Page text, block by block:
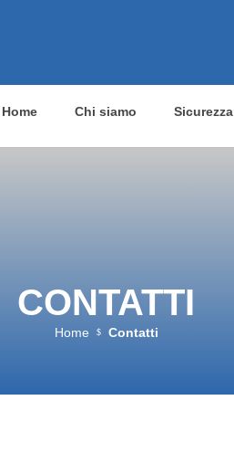
Home Chi siamo Sicurezza
CONTATTI
Home $ Contatti